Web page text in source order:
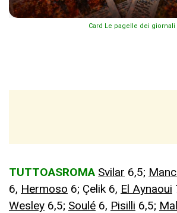
Card Le pagelle dei giornali
TUTTOASROMA Svilar 6,5;
6, Hermoso 6; Çelik 6, El Aynaoui
Wesley 6,5; Soulé 6, Pisilli 6,5;